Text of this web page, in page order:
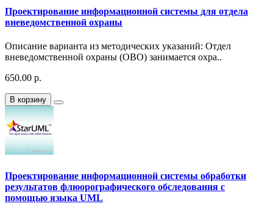
Проектирование информационной системы для отдела
вневедомственной охраны
Описание варианта из методических указаний: Отдел
вневедомственной охраны (ОВО) занимается охра..
650.00 р.
В корзину
Проектирование информационной системы обработки
результатов флюорографического обследования с
помощью языка UML